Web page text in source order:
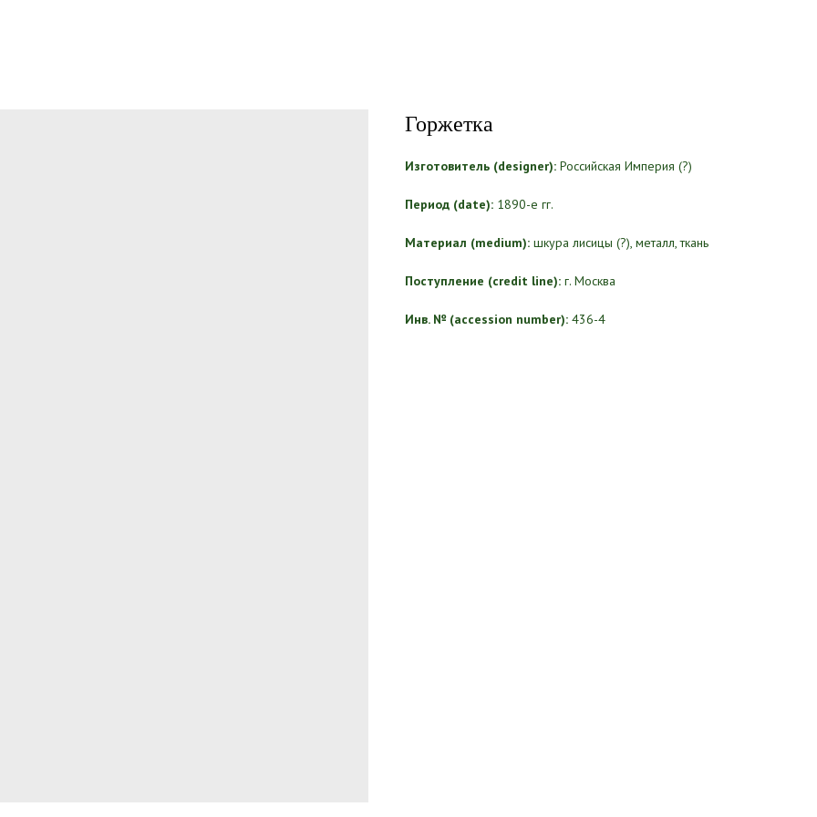
Горжетка
Изготовитель (designer): Российская Империя (?)
Период (date): 1890-е гг.
Материал (medium): шкура лисицы (?), металл, ткань
Поступление (credit line): г. Москва
Инв. № (accession number): 436-4